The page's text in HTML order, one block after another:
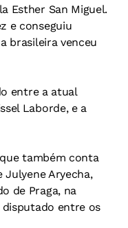
Esther San Miguel.
e conseguiu
brasileira venceu
entre a atual
Laborde, e a
também conta
Julyene Aryecha,
de Praga, na
disputado entre os